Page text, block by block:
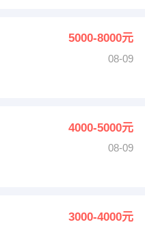
5000-8000元
08-09
4000-5000元
08-09
3000-4000元